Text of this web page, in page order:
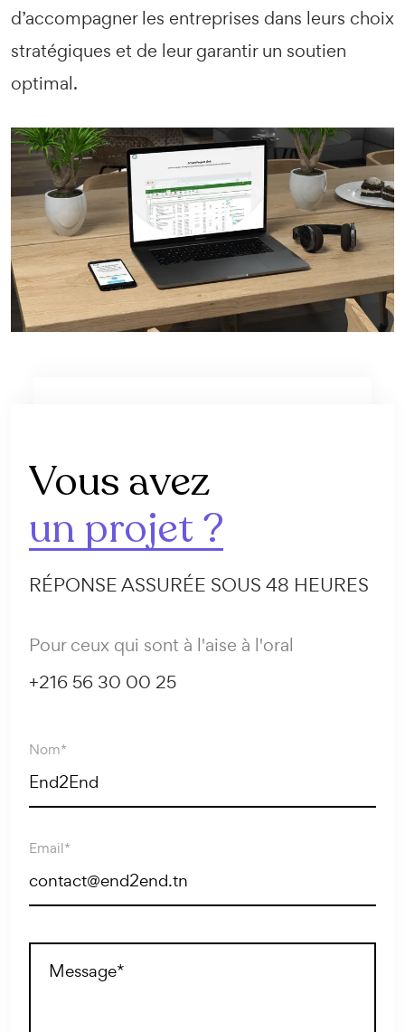
d’accompagner les entreprises dans leurs choix
stratégiques et de leur garantir un soutien
optimal.
Vous avez
un projet ?
RÉPONSE ASSURÉE SOUS 48 HEURES
Pour ceux qui sont à l'aise à l'oral
+216 56 30 00 25
Nom*
Email*